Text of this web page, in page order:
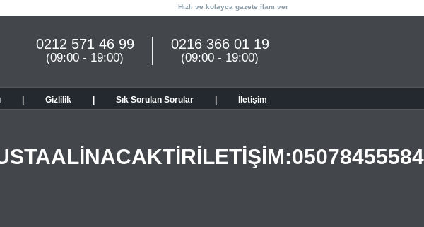
Hızlı ve kolayca gazete ilanı ver
0216 366 01 19
(09:00 - 19:00)
0212 571 46 99
(09:00 - 19:00)
Gizlilik Sık Sorulan Sorular İletişim